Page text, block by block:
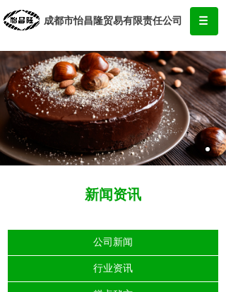
创造优质产品，传播精美味道
某某食品，真诚为您服务！
新闻资讯
公司新闻
行业资讯
成都市怡昌隆贸易有限责任公司